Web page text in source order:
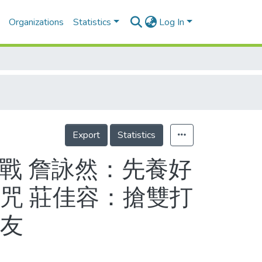
Organizations Statistics Log In
Export Statistics
詹詠然：先養好
莊佳容：搶雙打